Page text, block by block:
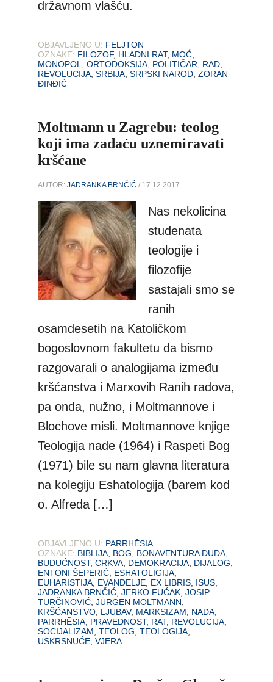
državnom vlašću.
OBJAVLJENO U: FELJTON
OZNAKE: FILOZOF, HLADNI RAT, MOĆ
MONOPOL
,ORTODOKSIJA POLITIČAR RAD
REVOLUCIJA ,SRBIJA ,SRPSKI NAROD ,ZORAN
ĐINĐIĆ
Moltmann u Zagrebu: teolog
koji ima zadaću uznemiravati
kršćane
AUTOR:JADRANKA BRNČIĆ / 17.12.2017.
Nas nekolicina
studenata
teologije i
filozofije
sastajali smo se
ranih
osamdesetih na Katoličkom
bogoslovnom fakultetu da bismo
razgovarali o analogijama između
kršćanstva i Marxovih Ranih radova,
pa onda, nužno, i Moltmannove i
Blochove misli. Moltmannove knjige
Teologija nade (1964) i Raspeti Bog
(1971) bile su nam glavna literatura
na kolegiju Eshatologija (barem kod
o. Alfreda […]
OBJAVLJENO U: PARRHĒSIA
OZNAKE: BIBLIJA BOG BONAVENTURA DUDA
BUDUĆNOST,CRKVA DEMOKRACIJA DIJALOG
ENTONI ŠEPERIĆ ESHATOLIGIJA
EUHARISTIJA EVANĐELJE EX LIBRIS ISUS
JADRANKA BRNČIĆ ,JERKO FUĆAK ,JOSIP
TURČINOVIĆ ,JÜRGEN MOLTMANN
KRŠĆANSTVO LJUBAV, MARKSIZAM NADA
PARRHĒSIA PRAVEDNOST, RAT, REVOLUCIJA
SOCIJALIZAM ,TEOLOG ,TEOLOGIJA
USKRSNUĆE ,VJERA